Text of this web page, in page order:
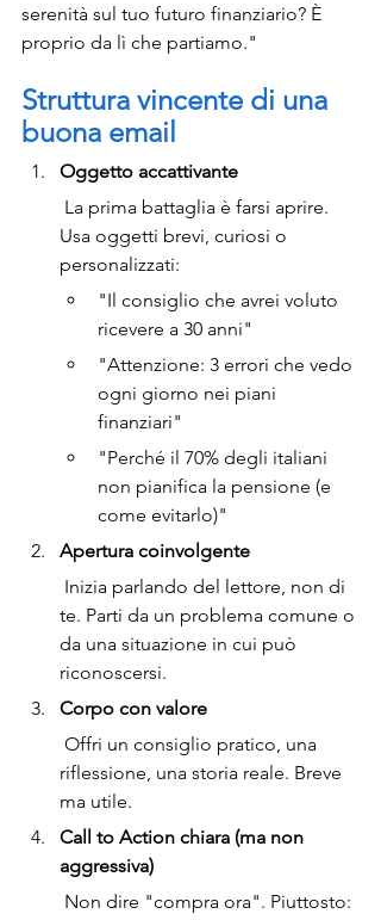
serenità sul tuo futuro finanziario? È
proprio da lì che partiamo."
Struttura vincente di una
buona email
Oggetto accattivante
Usa oggetti brevi, curiosi o
personalizzati:
"Il consiglio che avrei voluto
ricevere a 30 anni"
"Attenzione: 3 errori che vedo
ogni giorno nei piani
finanziari"
"Perché il 70% degli italiani
non pianifica la pensione (e
come evitarlo)"
Apertura coinvolgente
te. Parti da un problema comune o
da una situazione in cui può
riconoscersi.
Corpo con valore
riflessione, una storia reale. Breve
ma utile.
Call to Action chiara (ma non
aggressiva)
Non dire "compra ora". Piuttosto: